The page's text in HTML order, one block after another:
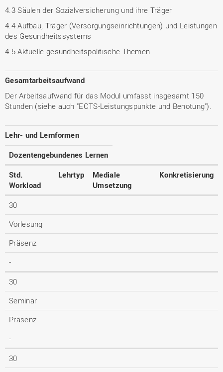
4.3 Säulen der Sozialversicherung und ihre Träger
4.4 Aufbau, Träger (Versorgungseinrichtungen) und Leistungen
des Gesundheitssystems
4.5 Aktuelle gesundheitspolitische Themen
Gesamtarbeitsaufwand
Der Arbeitsaufwand für das Modul umfasst insgesamt 150
Stunden (siehe auch "ECTS-Leistungspunkte und Benotung").
Lehr- und Lernformen
Dozentengebundenes Lernen
Std.
Workload
Lehrtyp
Mediale
Umsetzung
Konkretisierung
30
Vorlesung
Präsenz
-
30
Seminar
Präsenz
-
30